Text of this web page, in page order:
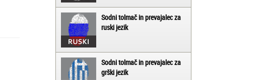
Sodni tolmač in prevajalec za
ruski jezik
Sodni tolmač in prevajalec za
grški jezik